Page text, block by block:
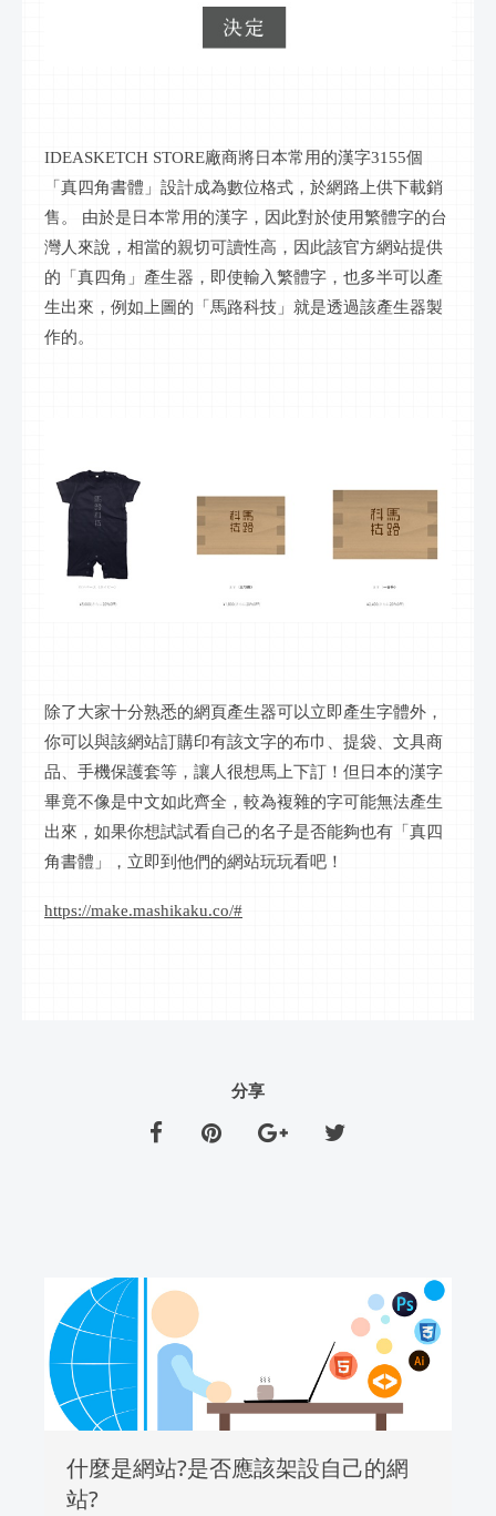
IDEASKETCH STORE廠商將日本常用的漢字3155個
「真四角書體」設計成為數位格式，於網路上供下載銷
售。 由於是日本常用的漢字，因此對於使用繁體字的台
灣人來說，相當的親切可讀性高，因此該官方網站提供
的「真四角」產生器，即使輸入繁體字，也多半可以產
生出來，例如上圖的「馬路科技」就是透過該產生器製
作的。
除了大家十分熟悉的網頁產生器可以立即產生字體外，
你可以與該網站訂購印有該文字的布巾、提袋、文具商
品、手機保護套等，讓人很想馬上下訂！但日本的漢字
畢竟不像是中文如此齊全，較為複雜的字可能無法產生
出來，如果你想試試看自己的名子是否能夠也有「真四
角書體」，立即到他們的網站玩玩看吧！
https://make.mashikaku.co/#
分享
什麼是網站?是否應該架設自己的網
站?